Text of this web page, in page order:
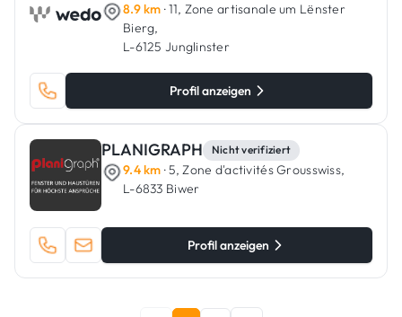
8.9 km · 11, Zone artisanale um Lënster
Bierg,
L-6125 Junglinster
Profil anzeigen
PLANIGRAPH Nicht verifiziert
9.4 km · 5, Zone d'activités Grousswiss,
L-6833 Biwer
Profil anzeigen